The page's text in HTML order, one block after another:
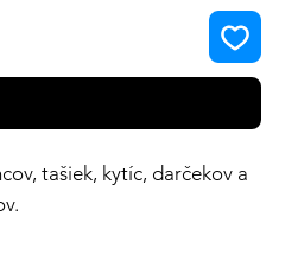
tašiek, kytíc, darčekov a